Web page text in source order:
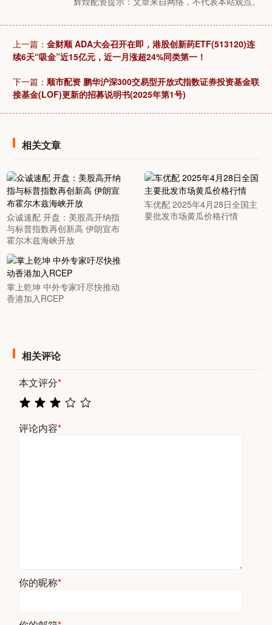
上一篇： 金财顺 ADA大会召开在即，港股创新药ETF(513120)连
续6天“吸金”近15亿元，近一月涨超24%同类第一！
下一篇： 顺市配资 鹏华沪深300交易型开放式指数证券投资基金联
接基金(LOF)更新的招募说明书(2025年第1号)
相关文章
众诚速配 开盘：美股高开纳指
与标普指数再创新高 伊朗宣布
霍尔木兹海峡开放
车优配 2025年4月28日全国主
要批发市场黄瓜价格行情
掌上乾坤 中外专家吁尽快推动
香港加入RCEP
相关评论
本文评分*
评论内容*
你的昵称*